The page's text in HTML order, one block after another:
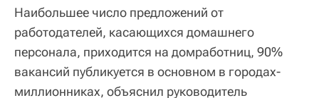
Наибольшее число предложений от
работодателей, касающихся домашнего
персонала, приходится на домработниц, 90%
вакансий публикуется в основном в городах-
миллионниках, объяснил руководитель